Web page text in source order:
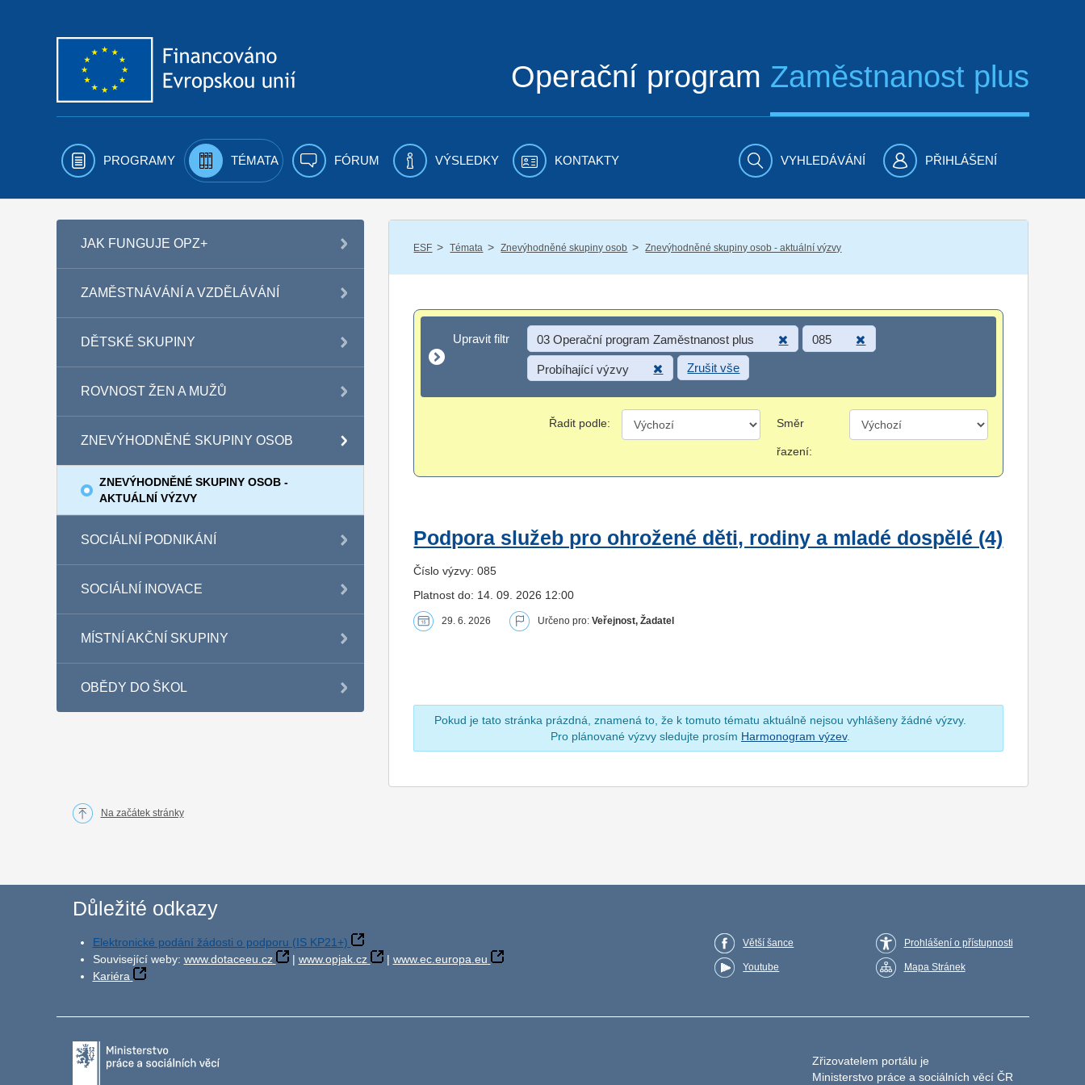
Operační program Zaměstnanost plus
PROGRAMY TÉMATA FÓRUM VÝSLEDKY KONTAKTY VYHLEDÁVÁNÍ PŘIHLÁŠENÍ
JAK FUNGUJE OPZ+
ZAMĚSTNÁVÁNÍ A VZDĚLÁVÁNÍ
DĚTSKÉ SKUPINY
ROVNOST ŽEN A MUŽŮ
ZNEVÝHODNĚNÉ SKUPINY OSOB
ZNEVÝHODNĚNÉ SKUPINY OSOB -
AKTUÁLNÍ VÝZVY
SOCIÁLNÍ PODNIKÁNÍ
SOCIÁLNÍ INOVACE
MÍSTNÍ AKČNÍ SKUPINY
OBĚDY DO ŠKOL
ESF / Témata / Znevýhodněné skupiny osob / Znevýhodněné skupiny osob - aktuální výzvy
Upravit filtr
Upravit filtr 03 Operační program Zaměstnanost plus 085
Probíhající výzvy Zrušit vše
Řadit podle: Směr
řazení:
Podpora služeb pro ohrožené děti, rodiny a mladé dospělé (4)
Číslo výzvy: 085
Platnost do: 14. 09. 2026 12:00
29. 6. 2026 Určeno pro:Veřejnost, Žadatel
Pokud je tato stránka prázdná, znamená to, že k tomuto tématu aktuálně nejsou vyhlášeny žádné výzvy.
Pro plánované výzvy sledujte prosím Harmonogram výzev.
Na začátek stránky
Důležité odkazy
Elektronické podání žádosti o podporu (IS KP21+)
Související weby: www.dotaceeu.cz | www.opjak.cz | www.ec.europa.eu
Kariéra
Větší šance
Youtube
Prohlášení o přístupnosti
Mapa Stránek
Zřizovatelem portálu je
Ministerstvo práce a sociálních věcí ČR